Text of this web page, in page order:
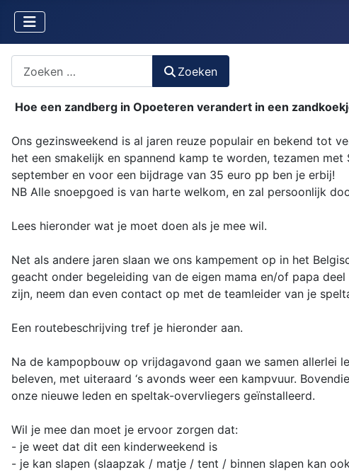
Zoeken
Hoe een zandberg in Opoeteren verandert in een
Ons gezinsweekend is al jaren reuze populair en bekend tot
het een smakelijk en spannend kamp te worden, tezamen
september en voor een bijdrage van 35 euro pp ben je erbij!
NB Alle snoepgoed is van harte welkom, en zal persoonlijk
Lees hieronder wat je moet doen als je mee wil.
Net als andere jaren slaan we ons kampement op in het
geacht onder begeleiding van de eigen mama en/of papa
zijn, neem dan even contact op met de teamleider van je
Een routebeschrijving tref je hieronder aan.
Na de kampopbouw op vrijdagavond gaan we samen allerlei
beleven, met uiteraard ‘s avonds weer een kampvuur.
onze nieuwe leden en speltak-overvliegers geïnstalleerd.
Wil je mee dan moet je ervoor zorgen dat:
- je weet dat dit een kinderweekend is
- je kan slapen (slaapzak / matje / tent / binnen slapen kan